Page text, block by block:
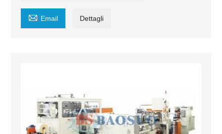
 Email Dettagli